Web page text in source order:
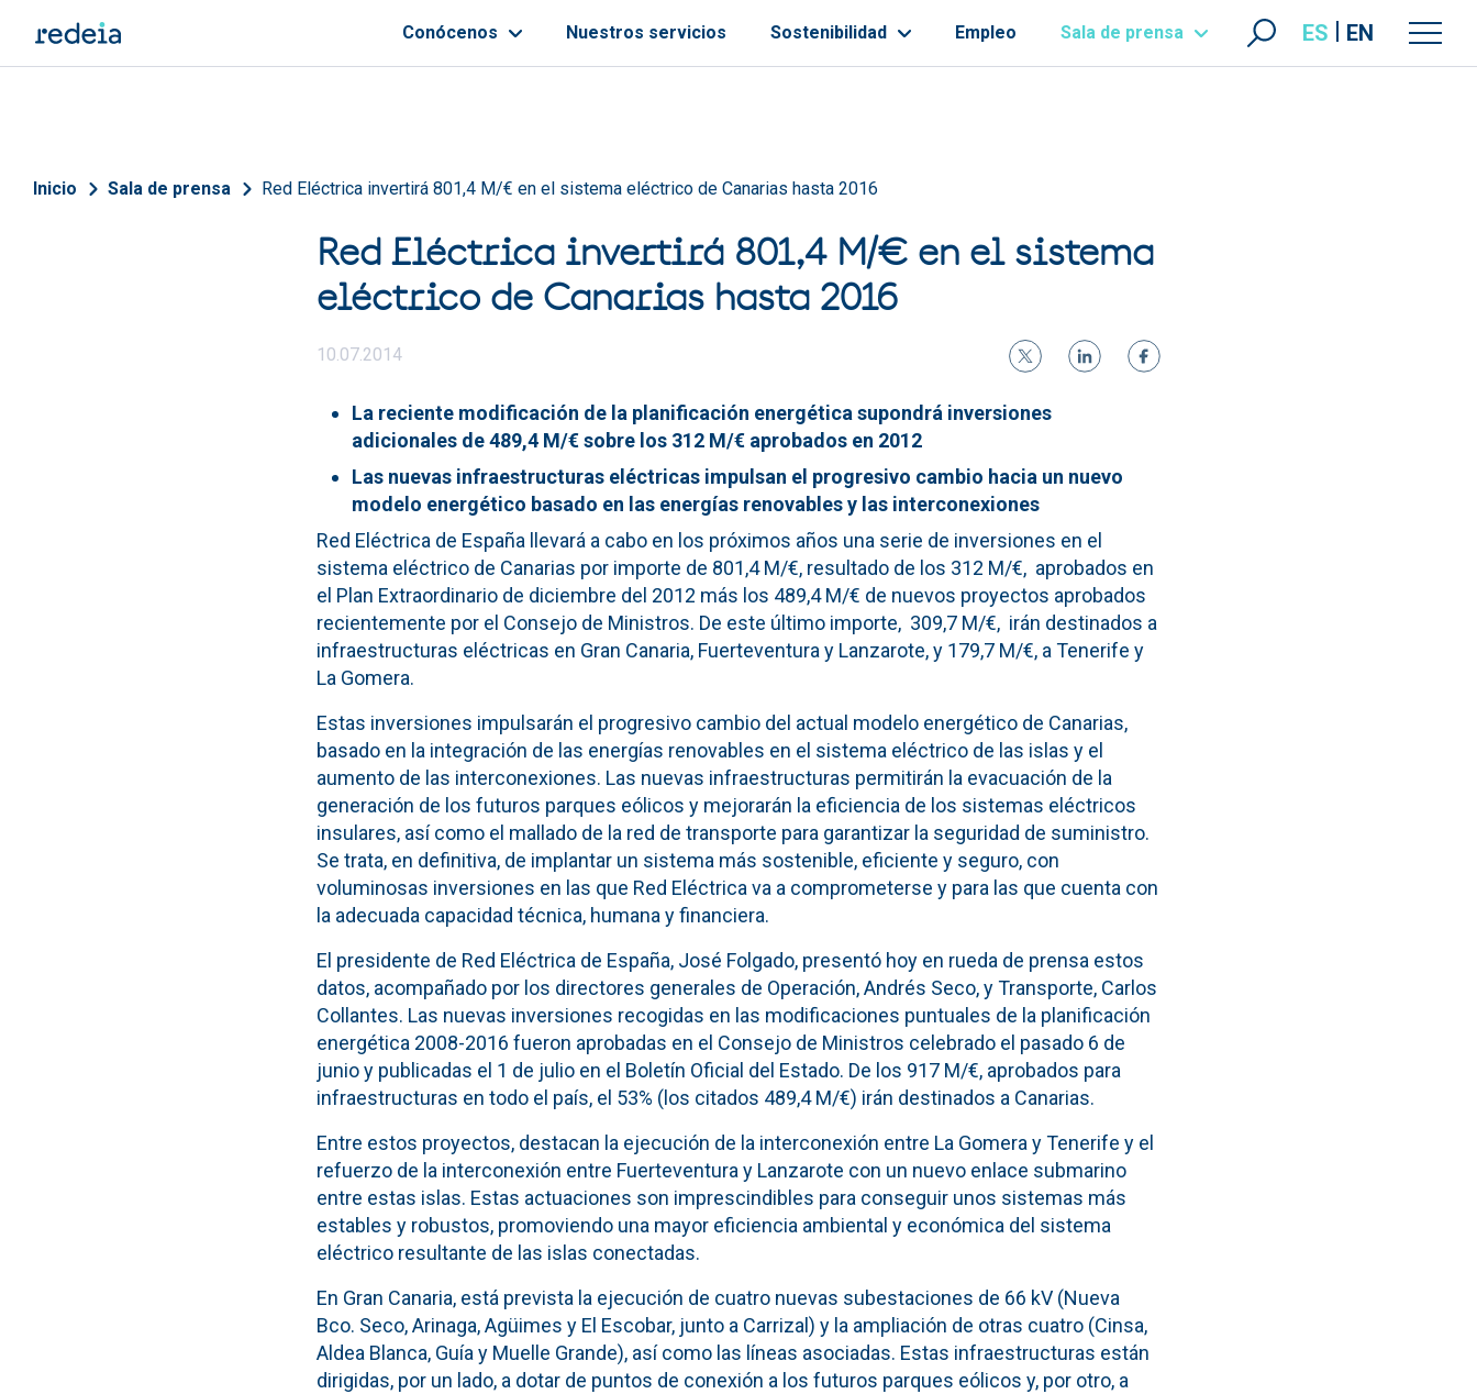
Conócenos Nuestros servicios Sostenibilidad Empleo Sala de prensa ES EN
Sobrescribir enlaces de ayuda a la navegación
Inicio Sala de prensa Red Eléctrica invertirá 801,4 M/€ en el sistema eléctrico de Canarias hasta 2016
Red Eléctrica invertirá 801,4 M/€ en el sistema
eléctrico de Canarias hasta 2016
10.07.2014
La reciente modificación de la planificación energética supondrá inversiones
adicionales de 489,4 M/€ sobre los 312 M/€ aprobados en 2012
Las nuevas infraestructuras eléctricas impulsan el progresivo cambio hacia un nuevo
modelo energético basado en las energías renovables y las interconexiones
Red Eléctrica de España llevará a cabo en los próximos años una serie de inversiones en el
sistema eléctrico de Canarias por importe de 801,4 M/€, resultado de los 312 M/€, aprobados en
el Plan Extraordinario de diciembre del 2012 más los 489,4 M/€ de nuevos proyectos aprobados
recientemente por el Consejo de Ministros. De este último importe, 309,7 M/€, irán destinados a
infraestructuras eléctricas en Gran Canaria, Fuerteventura y Lanzarote, y 179,7 M/€, a Tenerife y
La Gomera.
Estas inversiones impulsarán el progresivo cambio del actual modelo energético de Canarias,
basado en la integración de las energías renovables en el sistema eléctrico de las islas y el
aumento de las interconexiones. Las nuevas infraestructuras permitirán la evacuación de la
generación de los futuros parques eólicos y mejorarán la eficiencia de los sistemas eléctricos
insulares, así como el mallado de la red de transporte para garantizar la seguridad de suministro.
Se trata, en definitiva, de implantar un sistema más sostenible, eficiente y seguro, con
voluminosas inversiones en las que Red Eléctrica va a comprometerse y para las que cuenta con
la adecuada capacidad técnica, humana y financiera.
El presidente de Red Eléctrica de España, José Folgado, presentó hoy en rueda de prensa estos
datos, acompañado por los directores generales de Operación, Andrés Seco, y Transporte, Carlos
Collantes. Las nuevas inversiones recogidas en las modificaciones puntuales de la planificación
energética 2008-2016 fueron aprobadas en el Consejo de Ministros celebrado el pasado 6 de
junio y publicadas el 1 de julio en el Boletín Oficial del Estado. De los 917 M/€, aprobados para
infraestructuras en todo el país, el 53% (los citados 489,4 M/€) irán destinados a Canarias.
Entre estos proyectos, destacan la ejecución de la interconexión entre La Gomera y Tenerife y el
refuerzo de la interconexión entre Fuerteventura y Lanzarote con un nuevo enlace submarino
entre estas islas. Estas actuaciones son imprescindibles para conseguir unos sistemas más
estables y robustos, promoviendo una mayor eficiencia ambiental y económica del sistema
eléctrico resultante de las islas conectadas.
En Gran Canaria, está prevista la ejecución de cuatro nuevas subestaciones de 66 kV (Nueva
Bco. Seco, Arinaga, Agüimes y El Escobar, junto a Carrizal) y la ampliación de otras cuatro (Cinsa,
Aldea Blanca, Guía y Muelle Grande), así como las líneas asociadas. Estas infraestructuras están
dirigidas, por un lado, a dotar de puntos de conexión a los futuros parques eólicos y, por otro, a